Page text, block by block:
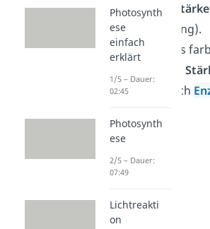
es entsteht
(Verkleisterung).
Sie kommt als
Sie kann durch
Photosynth
ese
einfach
erklärt
1/5 – Dauer:
02:45
Photosynth
ese
2/5 – Dauer:
07:49
Lichtreakti
on